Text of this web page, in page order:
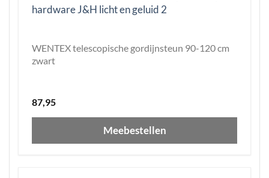
WENTEX telescopische gordijnsteun 90-120 cm
zwart
87,95
Meebestellen